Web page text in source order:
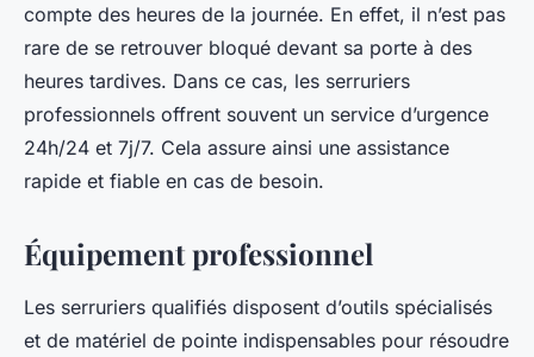
compte des heures de la journée. En effet, il n’est pas
rare de se retrouver bloqué devant sa porte à des
heures tardives. Dans ce cas, les serruriers
professionnels offrent souvent un service d’urgence
24h/24 et 7j/7. Cela assure ainsi une assistance
rapide et fiable en cas de besoin.
Équipement professionnel
Les serruriers qualifiés disposent d’outils spécialisés
et de matériel de pointe indispensables pour résoudre